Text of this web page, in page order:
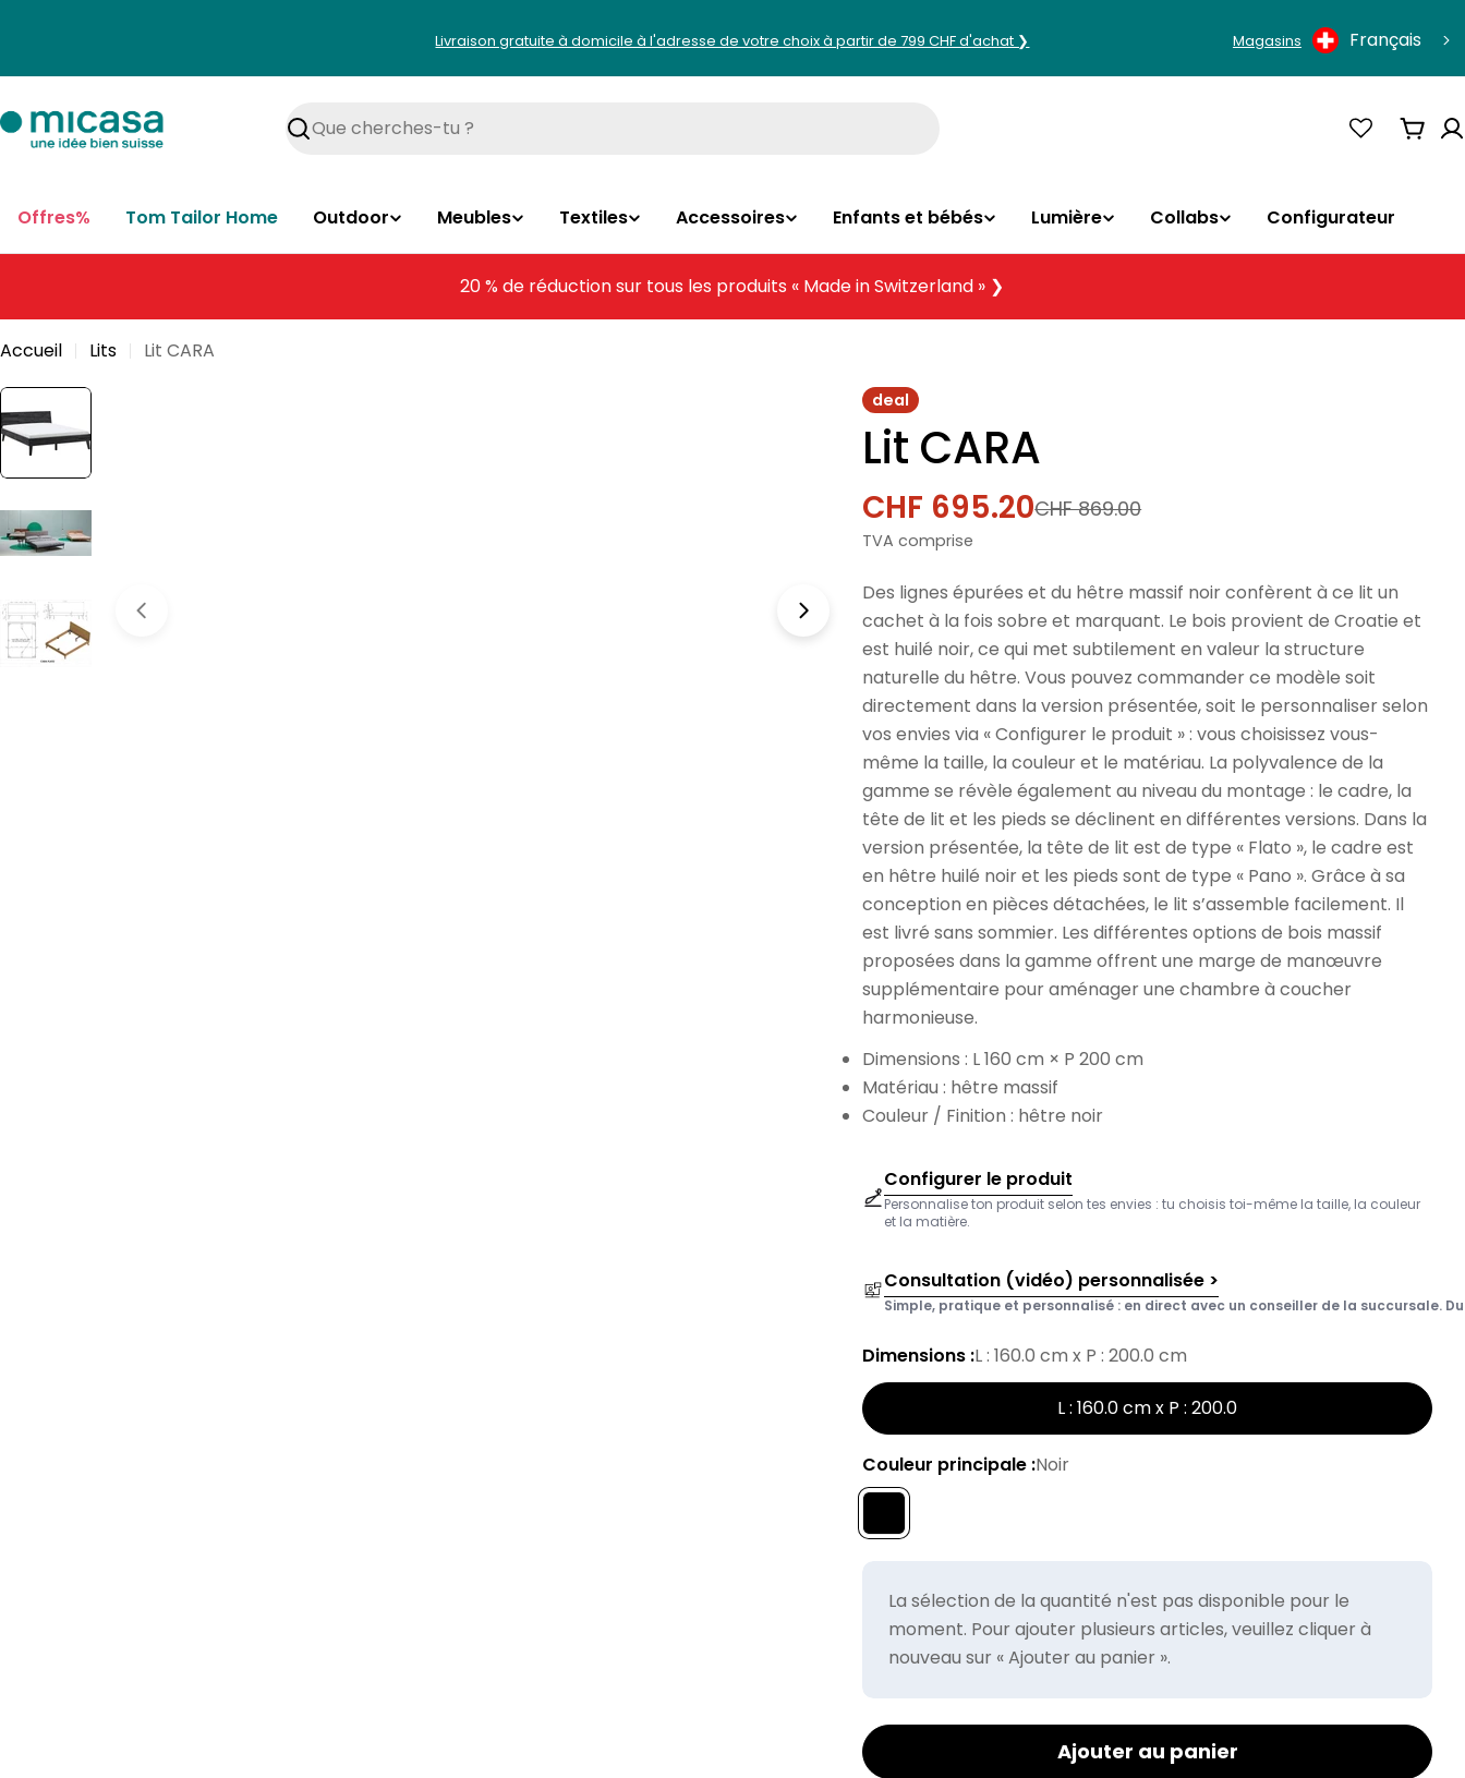
Livraison gratuite à domicile à l'adresse de votre choix à partir de 799 CHF d'achat ❯ Magasins Français
Rechercher Panier
Offres% Tom Tailor Home Outdoor Meubles Textiles Accessoires Enfants et bébés Lumière Collabs Configurateur
20 % de réduction sur tous les produits « Made in Switzerland » ❯
Accueil Lits Lit CARA
deal
Lit CARA
Prix
de
vente
CHF 695.20
Prix
normal
CHF 869.00
TVA comprise
Des lignes épurées et du hêtre massif noir confèrent à ce lit un
cachet à la fois sobre et marquant. Le bois provient de Croatie et
est huilé noir, ce qui met subtilement en valeur la structure
naturelle du hêtre. Vous pouvez commander ce modèle soit
directement dans la version présentée, soit le personnaliser selon
vos envies via « Configurer le produit » : vous choisissez vous-
même la taille, la couleur et le matériau. La polyvalence de la
gamme se révèle également au niveau du montage : le cadre, la
tête de lit et les pieds se déclinent en différentes versions. Dans la
version présentée, la tête de lit est de type « Flato », le cadre est
en hêtre huilé noir et les pieds sont de type « Pano ». Grâce à sa
conception en pièces détachées, le lit s’assemble facilement. Il
est livré sans sommier. Les différentes options de bois massif
proposées dans la gamme offrent une marge de manœuvre
supplémentaire pour aménager une chambre à coucher
harmonieuse.
Dimensions : L 160 cm × P 200 cm
Matériau : hêtre massif
Couleur / Finition : hêtre noir
Configurer le produit
Personnalise ton produit selon tes envies : tu choisis toi-même la taille, la couleur
et la matière.
Consultation (vidéo) personnalisée >
Simple, pratique et personnalisé : en direct avec un conseiller de la succursale. Du
Dimensions :L : 160.0 cm x P : 200.0 cm
L : 160.0 cm x P : 200.0
Couleur principale :Noir
La sélection de la quantité n'est pas disponible pour le
moment. Pour ajouter plusieurs articles, veuillez cliquer à
nouveau sur « Ajouter au panier ».
Ajouter au panier